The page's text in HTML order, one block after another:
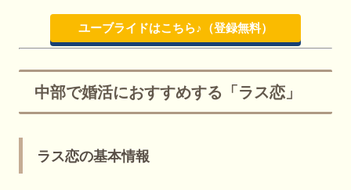
ユーブライドはこちら♪（登録無料）
中部で婚活におすすめする「ラス恋」
ラス恋の基本情報